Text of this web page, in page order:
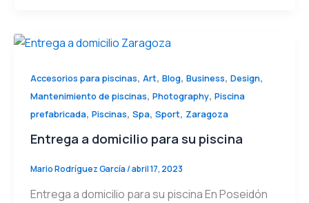
Accesorios para piscinas, Art, Blog, Business, Design,
Mantenimiento de piscinas, Photography, Piscina
prefabricada, Piscinas, Spa, Sport, Zaragoza
Entrega a domicilio para su piscina
Mario Rodríguez García/abril 17, 2023
Entrega a domicilio para su piscina En Poseidón